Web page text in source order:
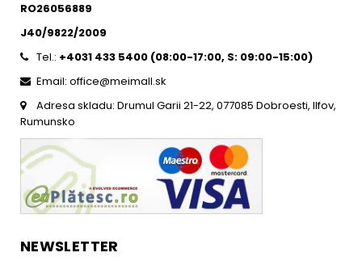
RO26056889
J40/9822/2009
Tel.: +4031 433 5400 (08:00-17:00, S: 09:00-15:00)
Email: office@meimall.sk
Adresa skladu: Drumul Garii 21-22, 077085 Dobroesti, Ilfov,
Rumunsko
NEWSLETTER